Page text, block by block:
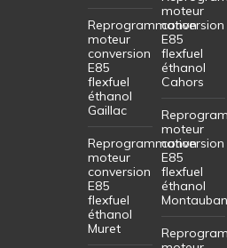
Reprogrammation
moteur
conversion
E85
flexfuel
éthanol
Gaillac
Reprogrammation
moteur
conversion
E85
flexfuel
éthanol
Muret
moteur
conversion
E85
flexfuel
éthanol
Cahors
moteur
conversion
E85
flexfuel
éthanol
Montauban